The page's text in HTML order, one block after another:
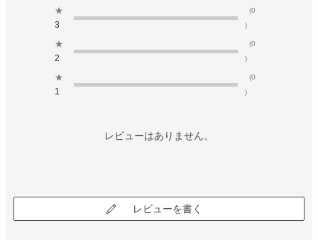
★
3
(0
)
★
2
(0
)
★
1
(0
)
レビューはありません。
レビューを書く